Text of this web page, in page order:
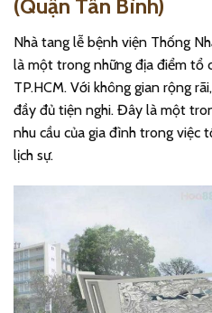
(Quận Tân Bình)
Nhà tang lễ bệnh viện Thống
là một trong những địa điểm tổ
TP.HCM. Với không gian rộng
đầy đủ tiện nghi. Đây là một
nhu cầu của gia đình trong việc
lịch sự.